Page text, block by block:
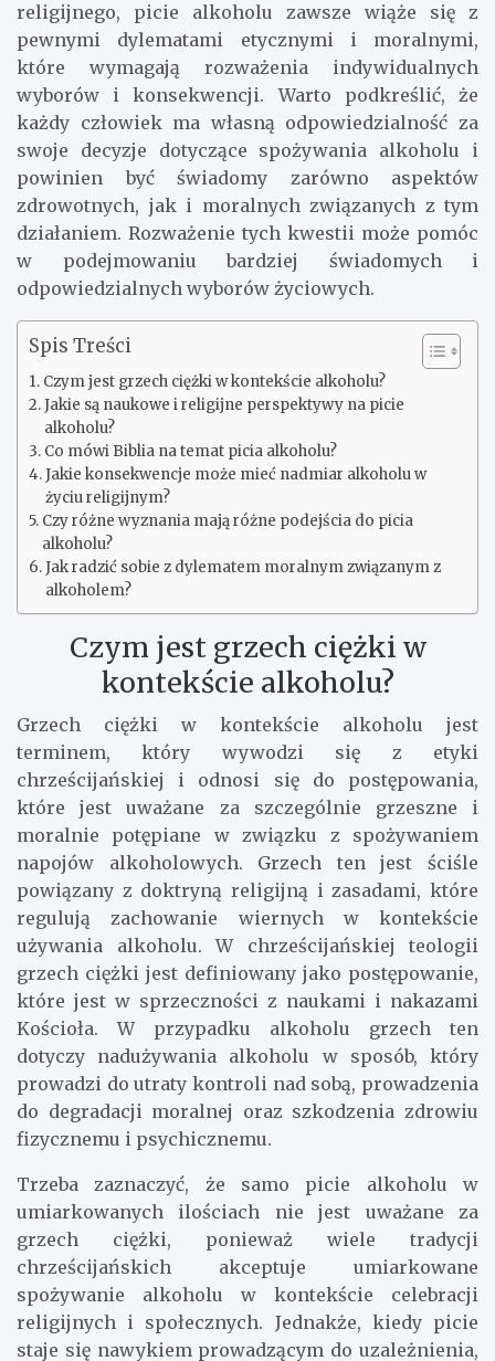
religijnego, picie alkoholu zawsze wiąże się z
pewnymi dylematami etycznymi i moralnymi,
które wymagają rozważenia indywidualnych
wyborów i konsekwencji. Warto podkreślić, że
każdy człowiek ma własną odpowiedzialność za
swoje decyzje dotyczące spożywania alkoholu i
powinien być świadomy zarówno aspektów
zdrowotnych, jak i moralnych związanych z tym
działaniem. Rozważenie tych kwestii może pomóc
w podejmowaniu bardziej świadomych i
odpowiedzialnych wyborów życiowych.
Spis Treści
Czym jest grzech ciężki w kontekście alkoholu?
Jakie są naukowe i religijne perspektywy na picie
alkoholu?
Co mówi Biblia na temat picia alkoholu?
Jakie konsekwencje może mieć nadmiar alkoholu w
życiu religijnym?
Czy różne wyznania mają różne podejścia do picia
alkoholu?
Jak radzić sobie z dylematem moralnym związanym z
alkoholem?
Czym jest grzech ciężki w
kontekście alkoholu?
Grzech ciężki w kontekście alkoholu jest
terminem, który wywodzi się z etyki
chrześcijańskiej i odnosi się do postępowania,
które jest uważane za szczególnie grzeszne i
moralnie potępiane w związku z spożywaniem
napojów alkoholowych. Grzech ten jest ściśle
powiązany z doktryną religijną i zasadami, które
regulują zachowanie wiernych w kontekście
używania alkoholu. W chrześcijańskiej teologii
grzech ciężki jest definiowany jako postępowanie,
które jest w sprzeczności z naukami i nakazami
Kościoła. W przypadku alkoholu grzech ten
dotyczy nadużywania alkoholu w sposób, który
prowadzi do utraty kontroli nad sobą, prowadzenia
do degradacji moralnej oraz szkodzenia zdrowiu
fizycznemu i psychicznemu.
Trzeba zaznaczyć, że samo picie alkoholu w
umiarkowanych ilościach nie jest uważane za
grzech ciężki, ponieważ wiele tradycji
chrześcijańskich akceptuje umiarkowane
spożywanie alkoholu w kontekście celebracji
religijnych i społecznych. Jednakże, kiedy picie
staje się nawykiem prowadzącym do uzależnienia,